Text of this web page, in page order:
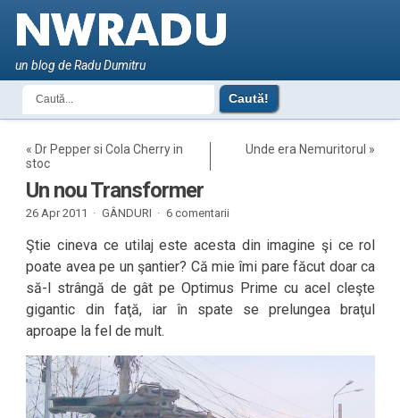
un blog de Radu Dumitru
« Dr Pepper si Cola Cherry in
stoc
Unde era Nemuritorul »
Un nou Transformer
26 Apr 2011 · GÂNDURI · 6 comentarii
Ştie cineva ce utilaj este acesta din imagine şi ce rol
poate avea pe un şantier? Că mie îmi pare făcut doar ca
să-l strângă de gât pe Optimus Prime cu acel cleşte
gigantic din faţă, iar în spate se prelungea braţul
aproape la fel de mult.